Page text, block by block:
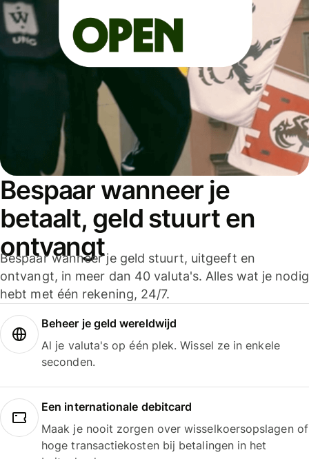
Bespaar wanneer je
betaalt, geld stuurt en
ontvangt
Bespaar wanneer je geld stuurt, uitgeeft en
ontvangt, in meer dan 40 valuta's. Alles wat je nodig
hebt met één rekening, 24/7.
Beheer je geld wereldwijd
Al je valuta's op één plek. Wissel ze in enkele
seconden.
Een internationale debitcard
Maak je nooit zorgen over wisselkoersopslagen of
hoge transactiekosten bij betalingen in het